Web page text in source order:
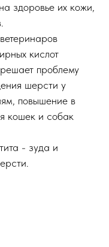
здоровье их кожи,
кислот
проблему
шерсти у
повышение в
кошек и собак
- зуда и